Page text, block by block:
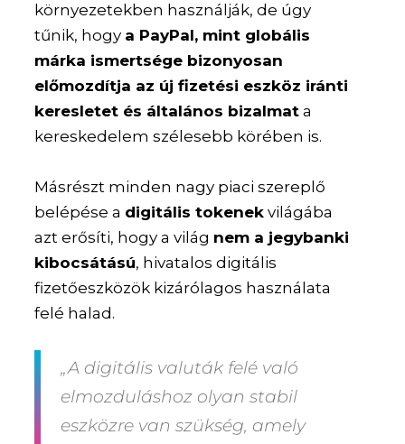
környezetekben használják, de úgy
tűnik, hogy a PayPal, mint globális
márka ismertsége bizonyosan
előmozdítja az új fizetési eszköz iránti
keresletet és általános bizalmat a
kereskedelem szélesebb körében is.
Másrészt minden nagy piaci szereplő
belépése a digitális tokenek világába
azt erősíti, hogy a világ nem a jegybanki
kibocsátású, hivatalos digitális
fizetőeszközök kizárólagos használata
felé halad.
„A digitális valuták felé való
elmozduláshoz olyan stabil
eszközre van szükség, amely